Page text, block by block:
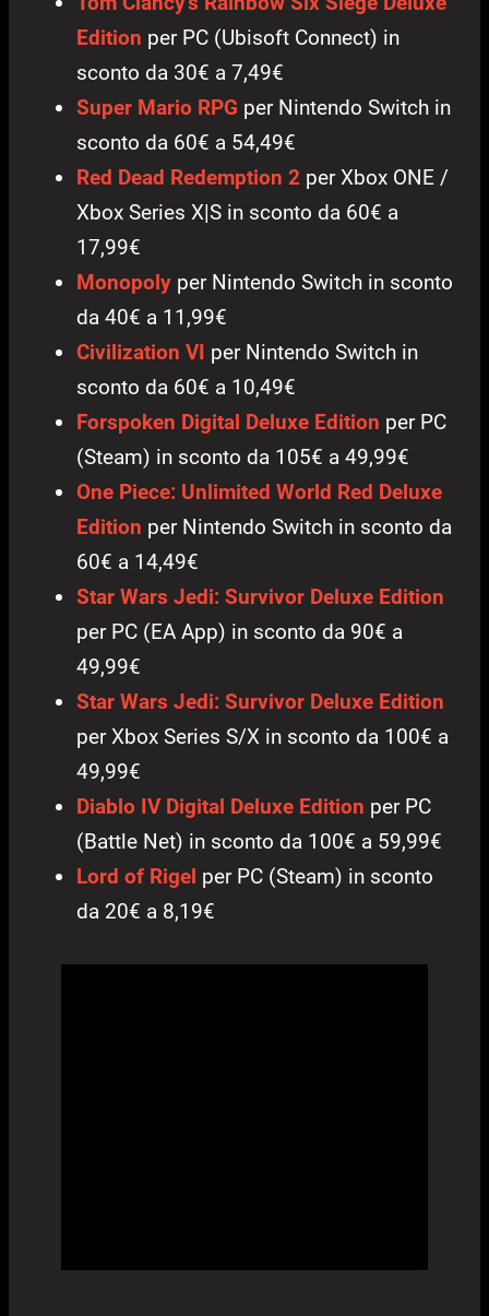
Edition per PC (Ubisoft Connect) in
sconto da 30€ a 7,49€
Super Mario RPG per Nintendo Switch in
sconto da 60€ a 54,49€
Red Dead Redemption 2 per Xbox ONE /
Xbox Series X|S in sconto da 60€ a
17,99€
Monopoly per Nintendo Switch in sconto
da 40€ a 11,99€
Civilization VI per Nintendo Switch in
sconto da 60€ a 10,49€
Forspoken Digital Deluxe Edition per PC
(Steam) in sconto da 105€ a 49,99€
One Piece: Unlimited World Red Deluxe
Edition per Nintendo Switch in sconto da
60€ a 14,49€
Star Wars Jedi: Survivor Deluxe Edition
per PC (EA App) in sconto da 90€ a
49,99€
Star Wars Jedi: Survivor Deluxe Edition
per Xbox Series S/X in sconto da 100€ a
49,99€
Diablo IV Digital Deluxe Edition per PC
(Battle Net) in sconto da 100€ a 59,99€
Lord of Rigel per PC (Steam) in sconto
da 20€ a 8,19€